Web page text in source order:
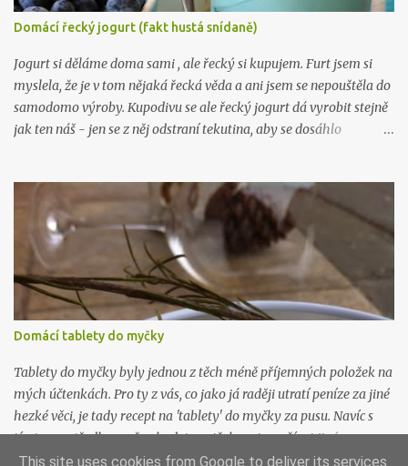
Nechte stát 24 hodin a je to. :) Chcete taky vyrábět víc? Pak tu
mám, ne 1, ne 2, ale už 3 knihy plné návodů , které vám poradí, jak
na to: Líbil se vám tenhle recept? Zkoukněte další návo...
Domácí řecký jogurt (fakt hustá snídaně)
Jogurt si děláme doma sami , ale řecký si kupujem. Furt jsem si
myslela, že je v tom nějaká řecká věda a ani jsem se nepouštěla do
samodomo výroby. Kupodivu se ale řecký jogurt dá vyrobit stejně
jak ten náš - jen se z něj odstraní tekutina, aby se dosáhlo
zkuste ji. Je řecky božská. Budete potřebovat: 1 litr kvalitního
plnotučného mléka 1 kelímek kvalitního bílého jogurtu (nic
nezkazíte když bude bio) plátýnko Mléko nalijte do hrnce a
ohřejte na 40 stupňů. Přidejte jogurt a promíchjte. Směs přelijte do
velké sklenice (je dobré ji pořádně umýt, nejlépe i vyvařit) s
uzavíratelným hrdlem a nechte při pokojové teplotě pracovat. Za
12 hodin nalijte jogurt do plátýnka vytlačte co nejvíc tekutiny.
Hustota řeckého jogurtu připomíná hustotu zakysané smetany.
Poté uložte do lednice nejlépe do kabiček nebo skleniček vhodných
k uskla...
Domácí tablety do myčky
Tablety do myčky byly jednou z těch méně příjemných položek na
mých účtenkách. Pro ty z vás, co jako já raději utratí peníze za jiné
hezké věci, je tady recept na 'tablety' do myčky za pusu. Navíc s
tímto prostředkem už nebudete potřebovat používat jiné
prostředky na mytí a změkčování vody, ani proti vodnímu kameni.
This site uses cookies from Google to deliver its services